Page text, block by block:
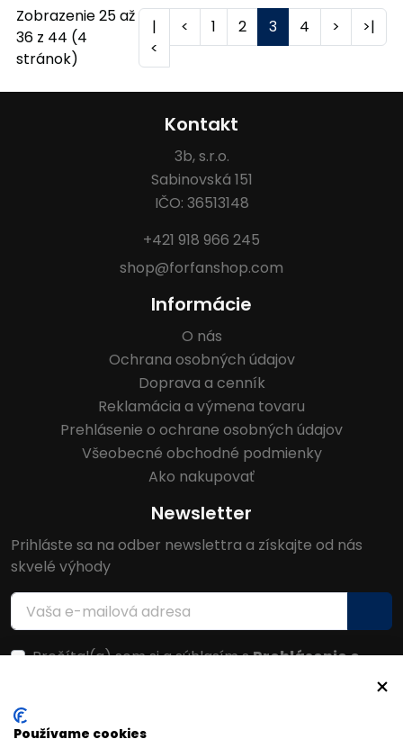
Zobrazenie 25 až
36 z 44 (4
stránok)
|
<
< 1 2 3 4 > >|
Kontakt
3b, s.r.o.
Sabinovská 151
IČO: 36513148
+421 918 966 245
shop@forfanshop.com
Informácie
O nás
Ochrana osobných údajov
Doprava a cenník
Reklamácia a výmena tovaru
Prehlásenie o ochrane osobných údajov
Všeobecné obchodné podmienky
Ako nakupovať
Newsletter
Prihláste sa na odber newslettra a získajte od nás
skvelé výhody
Prečítal(a) som si a súhlasím sPrehlásenie o
Používame cookies